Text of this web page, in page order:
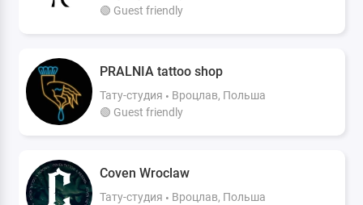
🟢 Guest friendly
PRALNIA tattoo shop
Тату-студия
Вроцлав, Польша
🟢 Guest friendly
Coven Wroclaw
Тату-студия
Вроцлав, Польша